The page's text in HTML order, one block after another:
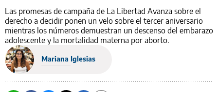
Las promesas de campaña de La Libertad Avanza sobre el
derecho a decidir ponen un velo sobre el tercer aniversario
mientras los números demuestran un descenso del embarazo
adolescente y la mortalidad materna por aborto.
Mariana Iglesias